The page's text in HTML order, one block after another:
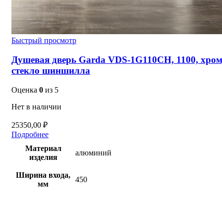
Быстрый просмотр
Душевая дверь Garda VDS-1G110CH, 1100,
стекло шиншилла
Оценка 0 из 5
Нет в наличии
25350,00 ₽
Подробнее
Материал
изделия
алюминий
Ширина входа,
мм
450